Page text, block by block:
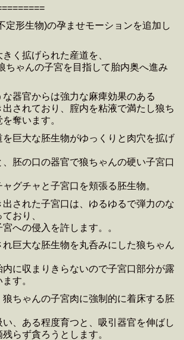
定形生物)の孕ませモーションを追加し
く拡げられた産道を、
ちゃんの子宮を目指して胎内奥へ進み
器官からは強力な麻痺効果のある
出されており、腟内を粘液で満たし狼ち
奪います。
を巨大な胚生物がゆっくりと肉穴を拡げ
胚の口の器官で狼ちゃんの硬い子宮口
グチャと子宮口を頬張る胚生物。
出された子宮口は、ゆるゆるで弾力のな
おり、
への侵入を許します。。
巨大な胚生物を丸呑みにした狼ちゃん
内に収まりきらないので子宮口部分が露
す。
狼ちゃんの子宮肉に強制的に着床する胚
、ある程度育つと、吸引器官を伸ばし
らず貪ろうとします。